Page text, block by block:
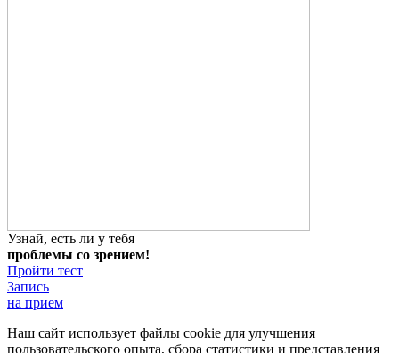
Узнай, есть ли у тебя
проблемы со зрением!
Пройти тест
Запись
на прием
Наш сайт использует файлы cookie для улучшения
пользовательского опыта, сбора статистики и представления